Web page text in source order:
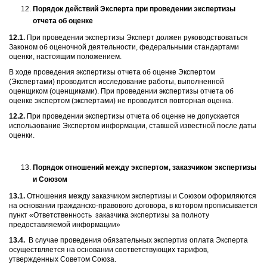
Порядок действий Эксперта при проведении экспертизы
отчета об оценке
12.1. При проведении экспертизы Эксперт должен руководствоваться
Законом об оценочной деятельности, федеральными стандартами
оценки, настоящим положением.
В ходе проведения экспертизы отчета об оценке Экспертом
(Экспертами) проводится исследование работы, выполненной
оценщиком (оценщиками). При проведении экспертизы отчета об
оценке экспертом (экспертами) не проводится повторная оценка.
12.2. При проведении экспертизы отчета об оценке не допускается
использование Экспертом информации, ставшей известной после даты
оценки.
Порядок отношений между экспертом, заказчиком экспертизы
и Союзом
13.1. Отношения между заказчиком экспертизы и Союзом оформляются
на основании гражданско-правового договора, в котором прописывается
пункт «Ответственность заказчика экспертизы за полноту
предоставляемой информации»
13.4. В случае проведения обязательных экспертиз оплата Эксперта
осуществляется на основании соответствующих тарифов,
утвержденных Советом Союза.